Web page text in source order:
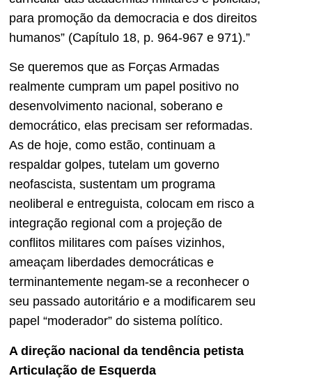
para promoção da democracia e dos direitos
humanos” (Capítulo 18, p. 964-967 e 971).”
Se queremos que as Forças Armadas
realmente cumpram um papel positivo no
desenvolvimento nacional, soberano e
democrático, elas precisam ser reformadas.
As de hoje, como estão, continuam a
respaldar golpes, tutelam um governo
neofascista, sustentam um programa
neoliberal e entreguista, colocam em risco a
integração regional com a projeção de
conflitos militares com países vizinhos,
ameaçam liberdades democráticas e
terminantemente negam-se a reconhecer o
seu passado autoritário e a modificarem seu
papel “moderador” do sistema político.
A direção nacional da tendência petista
Articulação de Esquerda